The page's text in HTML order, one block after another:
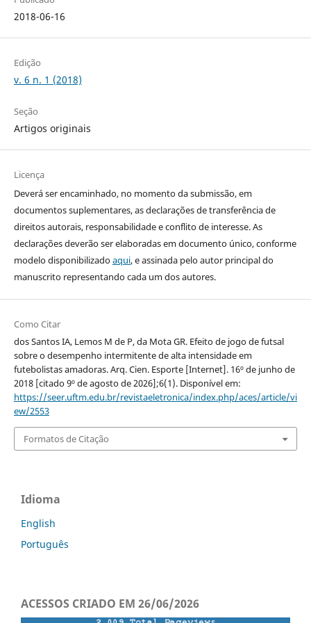
2018-06-16
Edição
v. 6 n. 1 (2018)
Seção
Artigos originais
Licença
Deverá ser encaminhado, no momento da submissão, em
documentos suplementares, as declarações de transferência de
direitos autorais, responsabilidade e conflito de interesse. As
declarações deverão ser elaboradas em documento único, conforme
modelo disponibilizadoaqui, e assinada pelo autor principal do
manuscrito representando cada um dos autores.
Como Citar
dos Santos IA, Lemos M de P, da Mota GR. Efeito de jogo de futsal
sobre o desempenho intermitente de alta intensidade em
futebolistas amadoras. Arq. Cien. Esporte [Internet]. 16º de junho de
2018 [citado 9º de agosto de 2026];6(1). Disponível em:
https://seer.uftm.edu.br/revistaeletronica/index.php/aces/article/vi
ew/2553
Formatos de Citação
Idioma
English
Português
ACESSOS CRIADO EM 26/06/2026